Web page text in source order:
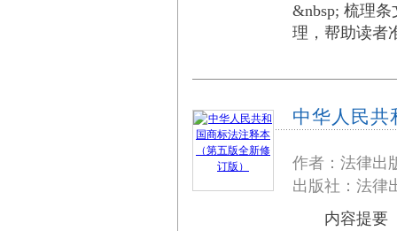
&nbsp; 梳理
理，帮助读者
中华人民共
作者：法律出
出版社：法
内容提要